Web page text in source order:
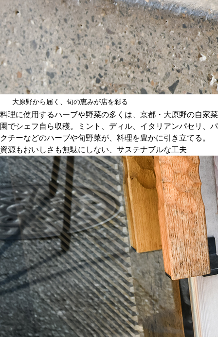
大原野から届く、旬の恵みが店を彩る
料理に使用するハーブや野菜の多くは、京都・大原野の自家菜
園でシェフ自ら収穫。ミント、ディル、イタリアンパセリ、パ
クチーなどのハーブや旬野菜が、料理を豊かに引き立てる。
資源もおいしさも無駄にしない、サステナブルな工夫